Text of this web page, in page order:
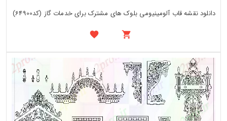
دانلود نقشه قاب آلومینیومی بلوک های مشترک برای خدمات گاز (کد64900)